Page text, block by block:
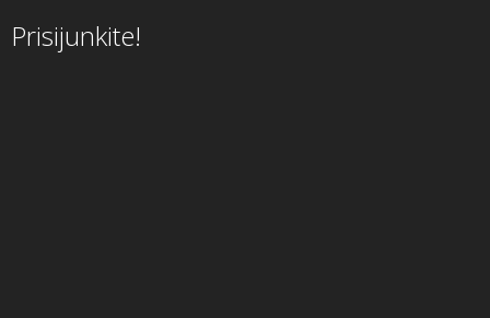
Prisijunkite!